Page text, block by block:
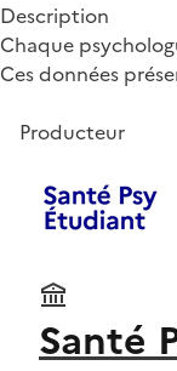
Description
Chaque
Ces données
Producteur
Santé